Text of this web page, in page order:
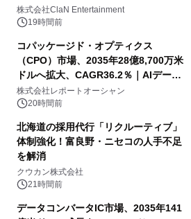
開催決定！！
株式会社ClaN Entertainment
19時間前
コパッケージド・オプティクス
（CPO）市場、2035年28億8,700万米
ドルへ拡大、CAGR36.2％｜AIデータ
センター・高速光通信需要が成長を加
速
株式会社レポートオーシャン
20時間前
北海道の採用代行「リクルーティブ」
体制強化！富良野・ニセコの人手不足
を解消
クウカン株式会社
21時間前
データコンバータIC市場、2035年141